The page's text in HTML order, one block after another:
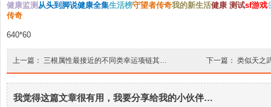
健康监测从头到脚说健康全集生活榜守望者传奇我的新生活健康 测试sf游戏
传奇
640*60
上一篇： 三根属性最接近的不同类幸运项链其… 下一篇： 类似天之
我觉得这篇文章很有用，我要分享给我的小伙伴…